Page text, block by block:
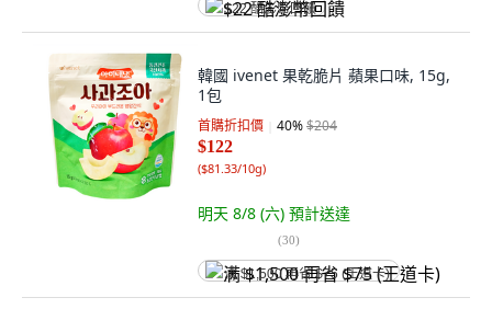
$22 酷澎幣回饋
韓國 ivenet 果乾脆片 蘋果口味, 15g,
1包
首購折扣價 40%$204
$122
($81.33/10g)
明天 8/8 (六) 預計送達
(30)
满 $1,500 再省 $75 (王道卡)